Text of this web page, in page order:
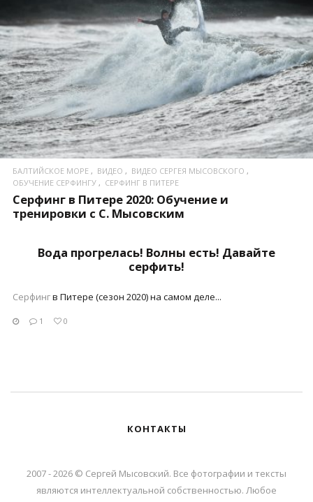
ПОСМОТРЕТЬ
БАЛТИЙСКОЕ МОРЕ ВИДЕО
ВИДЕО СЕРГЕЯ МЫСОВСКОГО
ОБУЧЕНИЕ СЕРФИНГУ
СЕРФИНГ В ПИТЕРЕ
Серфинг в Питере 2020: Обучение и
тренировки с С. Мысовским
Вода прогрелась! Волны есть! Давайте
серфить!
Серфингв Питере (сезон 2020) на самом деле...
1 0
КОНТАКТЫ
2007 - 2026 © Сергей Мысовский. Все фотографии и тексты
являются интеллектуальной собственностью. Любое